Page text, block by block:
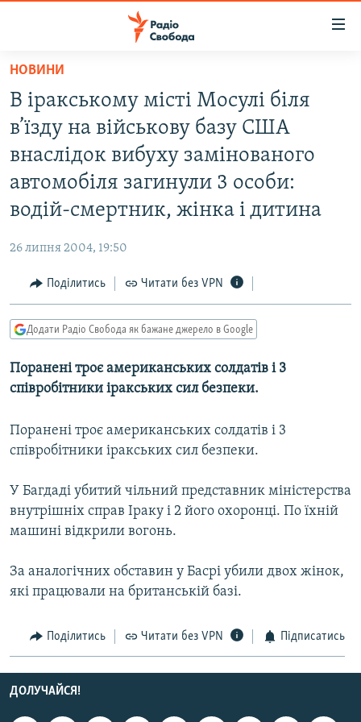
Перейти
основного
матеріалу
Перейти
до
основної
навігації
до
ВСЕ ЗА ДОБУ
СТАТТІ
ЕКОНОМІКА
СПОРТ
УКРАЇНА
РОСІЙСЬКА «ФІЛЬТРАЦІЯ»
ТИ ЯК?
СХЕМИ
МУЛЬТИМЕДІА
СПЕЦПРОЄКТИ
ПОДКАСТИ
КРИМ РЕАЛІЇ
РУС
КТАТ
ДОЛУЧАЙСЯ!
НОВИНИ
В іракському місті Мосулі біля
в’їзду на військову базу США
внаслідок вибуху замінованого
автомобіля загинули 3 особи:
водій-смертник, жінка і дитина
26 липня 2004, 19:50
Поділитись Читати без VPN
Додати Радіо Свобода як бажане джерело в Google
Поранені троє американських солдатів і 3
співробітники іракських сил безпеки.
Поранені троє американських солдатів і 3
співробітники іракських сил безпеки.
У Багдаді убитий чільний представник міністерства
внутрішніх справ Іраку і 2 його охоронці. По їхній
машині відкрили вогонь.
За аналогічних обставин у Басрі убили двох жінок,
які працювали на британській базі.
Поділитись Читати без VPN Підписатись
ДОЛУЧАЙСЯ!